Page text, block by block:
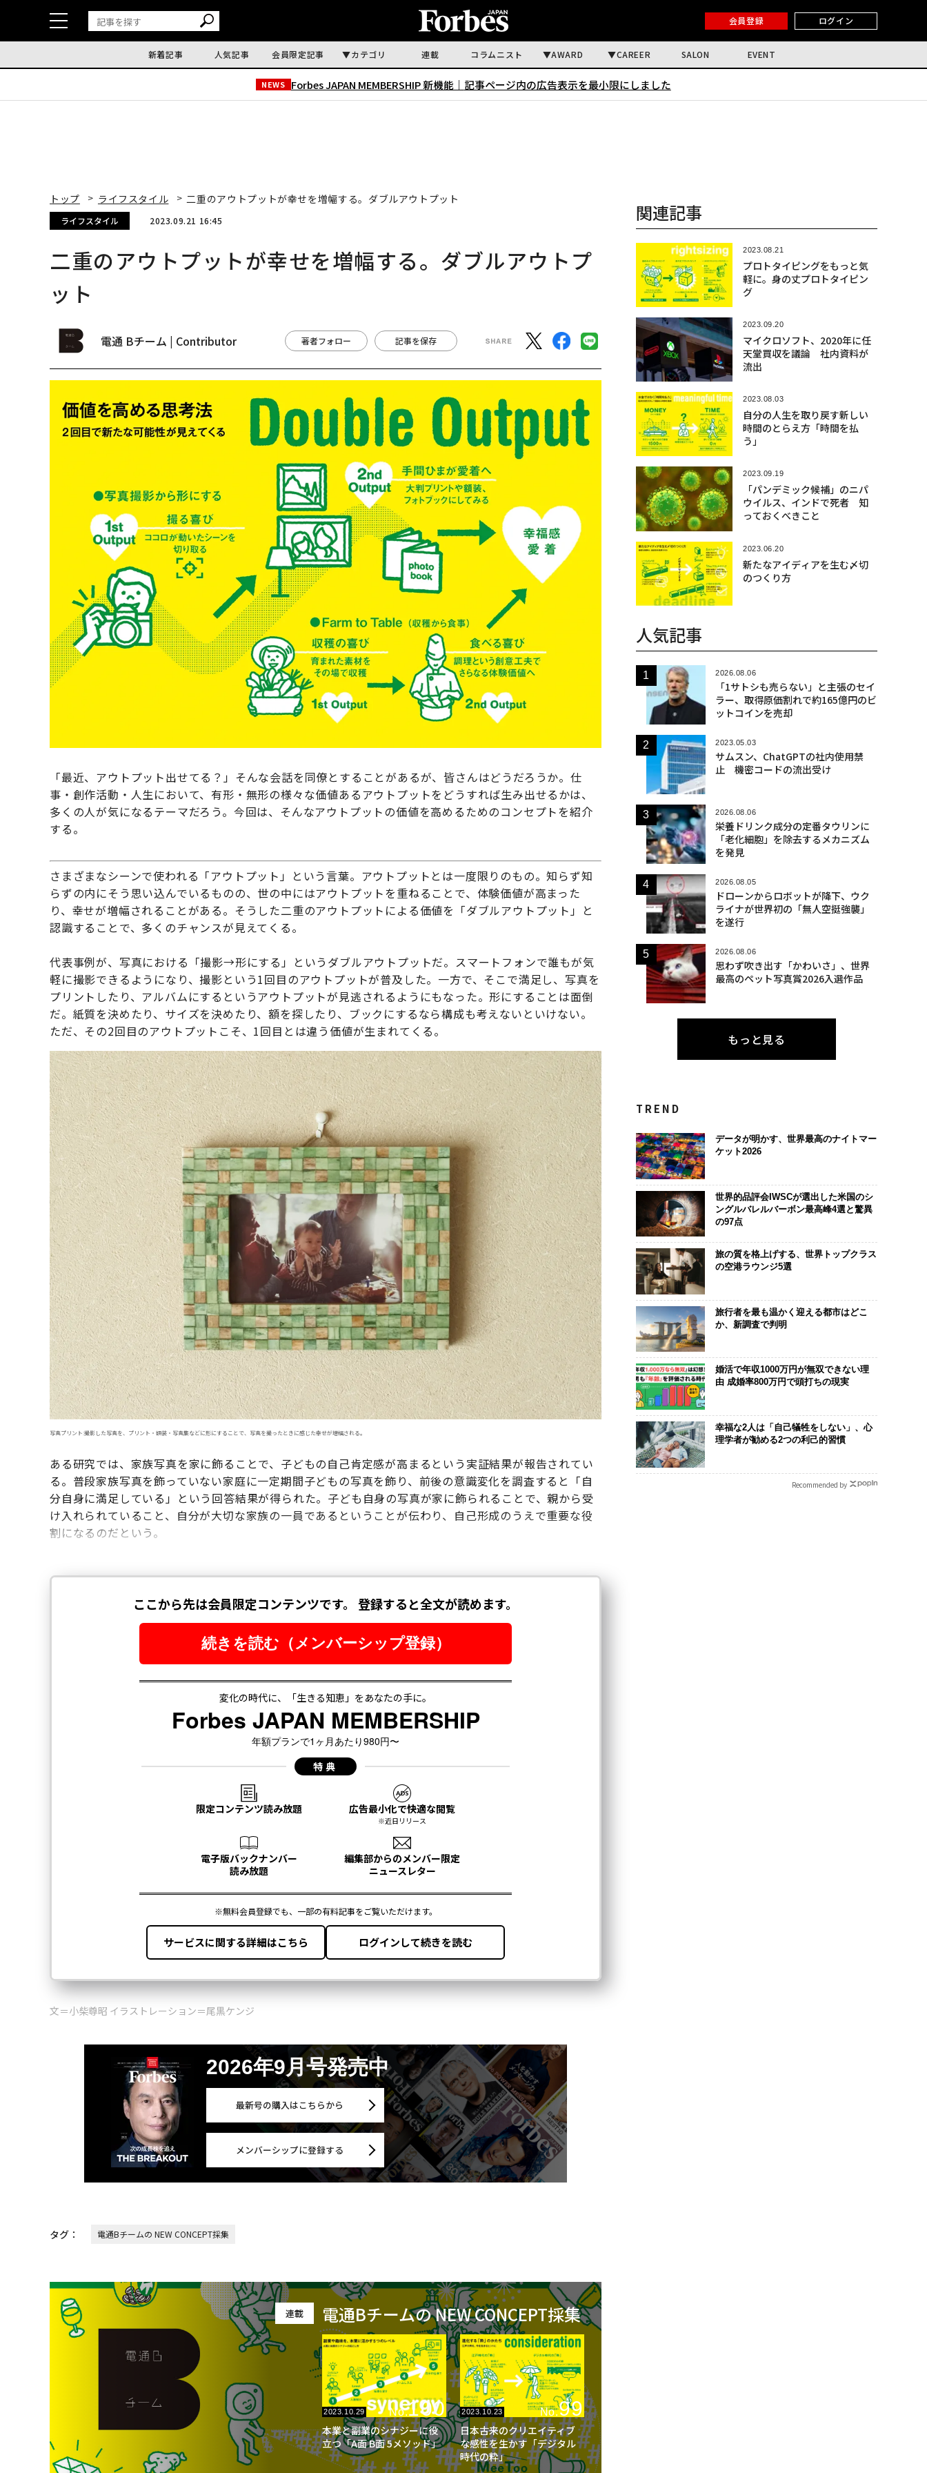
会員登録 ログイン
新着記事 人気記事 会員限定記事 カテゴリ 連載 コラムニスト AWARD CAREER SALON EVENT
NEWS Forbes JAPAN MEMBERSHIP 新機能｜ 記事ページ内の広告表示を最小限にしました
トップ ライフスタイル 二重のアウトプットが幸せを増幅する。ダブルアウトプット
ライフスタイル 2023.09.21 16:45
二重のアウトプットが幸せを増幅する。ダブルアウトプ
ット
電通 Bチーム | Contributor 著者フォロー 記事を保存
「最近、アウトプット出せてる？」そんな会話を同僚とすることがあるが、皆さんはどうだろうか。仕
事・創作活動・人生において、有形・無形の様々な価値あるアウトプットをどうすれば生み出せるかは、
多くの人が気になるテーマだろう。今回は、そんなアウトプットの価値を高めるためのコンセプトを紹介
する。
さまざまなシーンで使われる「アウトプット」という言葉。アウトプットとは一度限りのもの。知らず知
らずの内にそう思い込んでいるものの、世の中にはアウトプットを重ねることで、体験価値が高まった
り、幸せが増幅されることがある。そうした二重のアウトプットによる価値を「ダブルアウトプット」と
認識することで、多くのチャンスが見えてくる。
代表事例が、写真における「撮影→形にする」というダブルアウトプットだ。スマートフォンで誰もが気
軽に撮影できるようになり、撮影という1回目のアウトプットが普及した。一方で、そこで満足し、写真を
プリントしたり、アルバムにするというアウトプットが見逃されるようにもなった。形にすることは面倒
だ。紙質を決めたり、サイズを決めたり、額を探したり、ブックにするなら構成も考えないといけない。
ただ、その2回目のアウトプットこそ、1回目とは違う価値が生まれてくる。
写真プリント:撮影した写真を、プリント・額装・写真集などに形にすることで、写真を撮ったときに感じた幸せが増幅される。
ある研究では、家族写真を家に飾ることで、子どもの自己肯定感が高まるという実証結果が報告されてい
る。普段家族写真を飾っていない家庭に一定期間子どもの写真を飾り、前後の意識変化を調査すると「自
分自身に満足している」という回答結果が得られた。子ども自身の写真が家に飾られることで、親から受
け入れられていること、自分が大切な家族の一員であるということが伝わり、自己形成のうえで重要な役
割になるのだという。
文＝小柴尊昭 イラストレーション＝尾黒ケンジ
2026年9月号発売中
最新号の購入はこちらから
メンバーシップに登録する
タグ： 電通Bチームの NEW CONCEPT採集
連載 電通Bチームの NEW CONCEPT採集
2023.10.29 No.100
本業と副業のシナジーに役
立つ「A面 B面 5メソッド」
2023.10.23 No.99
日本古来のクリエイティブ
な感性を生かす「デジタル
時代の粋」
関連記事
2023.08.21
プロトタイピングをもっと気
軽に。身の丈プロトタイピン
グ
2023.09.20
マイクロソフト、2020年に任
天堂買収を議論 社内資料が
流出
2023.08.03
自分の人生を取り戻す新しい
時間のとらえ方「時間を払
う」
2023.09.19
「パンデミック候補」のニパ
ウイルス、インドで死者 知
っておくべきこと
2023.06.20
新たなアイディアを生む〆切
のつくり方
人気記事
2026.08.06
「1サトシも売らない」と主張のセイ
ラー、取得原価割れで約165億円のビ
ットコインを売却
2023.05.03
サムスン、ChatGPTの社内使用禁
止 機密コードの流出受け
2026.08.06
栄養ドリンク成分の定番タウリンに
「老化細胞」を除去するメカニズム
を発見
2026.08.05
ドローンからロボットが降下、ウク
ライナが世界初の「無人空挺強襲」
を遂行
2026.08.06
思わず吹き出す「かわいさ」、世界
最高のペット写真賞2026入選作品
もっと見る
TREND
データが明かす、世界最高のナイトマー
ケット2026
世界的品評会IWSCが選出した米国のシ
ングルバレルバーボン最高峰4選と驚異
の97点
旅の質を格上げする、世界トップクラス
の空港ラウンジ5選
旅行者を最も温かく迎える都市はどこ
か、新調査で判明
婚活で年収1000万円が無双できない理
由 成婚率800万円で頭打ちの現実
幸福な2人は「自己犠牲をしない」、心
理学者が勧める2つの利己的習慣
Recommended by